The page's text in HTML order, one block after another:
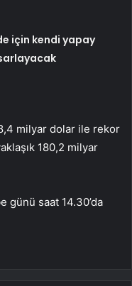
için kendi yapay
milyar dolar ile rekor
180,2 milyar
günü saat 14.30’da